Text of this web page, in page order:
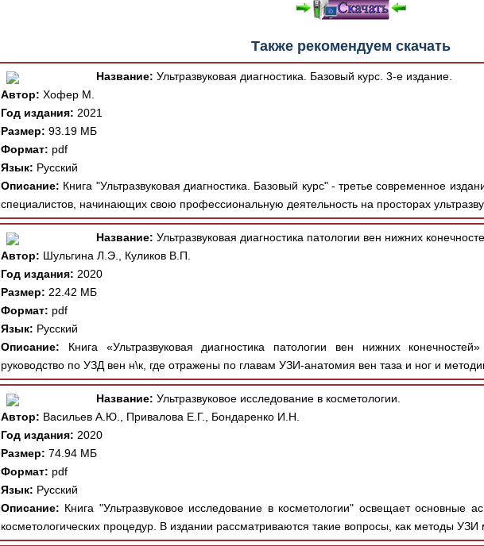
Также рекомендуем скачать
Название: Ультразвуковая диагностика. Базовый курс. 3-е издание.
Автор: Хофер М.
Год издания: 2021
Размер: 93.19 МБ
Формат: pdf
Язык: Русский
Описание: Книга "Ультразвуковая диагностика. Базовый курс" - третье современное
специалистов, начинающих свою профессиональную деятельность на просторах
Название: Ультразвуковая диагностика патологии вен нижних
Автор: Шульгина Л.Э., Куликов В.П.
Год издания: 2020
Размер: 22.42 МБ
Формат: pdf
Язык: Русский
Описание: Книга «Ультразвуковая диагностика патологии вен нижних
руководство по УЗД вен н\к, где отражены по главам УЗИ-анатомия вен таза и ног и
Название: Ультразвуковое исследование в косметологии.
Автор: Васильев А.Ю., Привалова Е.Г., Бондаренко И.Н.
Год издания: 2020
Размер: 74.94 МБ
Формат: pdf
Язык: Русский
Описание: Книга "Ультразвуковое исследование в косметологии" освещает основные
косметологических процедур. В издании рассматриваются такие вопросы, как методы УЗИ